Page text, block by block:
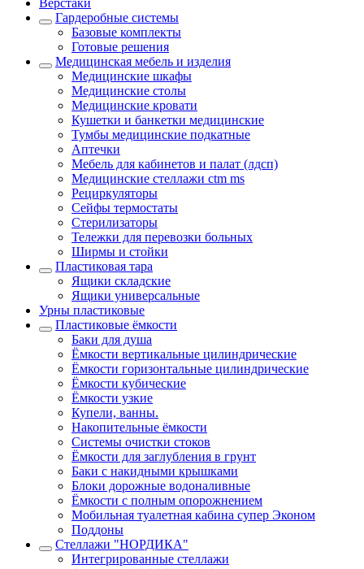
Гардеробные системы
Базовые комплекты
Готовые решения
Медицинская мебель и изделия
Медицинские шкафы
Медицинские столы
Медицинские кровати
Кушетки и банкетки медицинские
Тумбы медицинские подкатные
Аптечки
Мебель для кабинетов и палат (лдсп)
Медицинские стеллажи ctm ms
Рециркуляторы
Сейфы термостаты
Стерилизаторы
Тележки для перевозки больных
Ширмы и стойки
Пластиковая тара
Ящики складские
Ящики универсальные
Урны пластиковые
Пластиковые ёмкости
Баки для душа
Ёмкости вертикальные цилиндрические
Ёмкости горизонтальные цилиндрические
Ёмкости кубические
Ёмкости узкие
Купели, ванны.
Накопительные ёмкости
Системы очистки стоков
Ёмкости для заглубления в грунт
Баки с накидными крышками
Блоки дорожные водоналивные
Ёмкости с полным опорожнением
Мобильная туалетная кабина супер Эконом
Поддоны
Стеллажи "НОРДИКА"
Интегрированные стеллажи